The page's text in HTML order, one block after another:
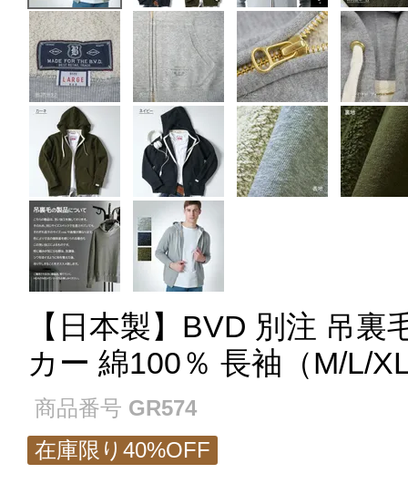
【日本製】BVD 別注 吊
カー 綿100％ 長袖（M/L/
商品番号 GR574
在庫限り40%OFF